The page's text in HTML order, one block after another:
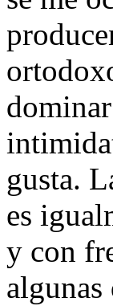
gusta.
es
y con
algunas